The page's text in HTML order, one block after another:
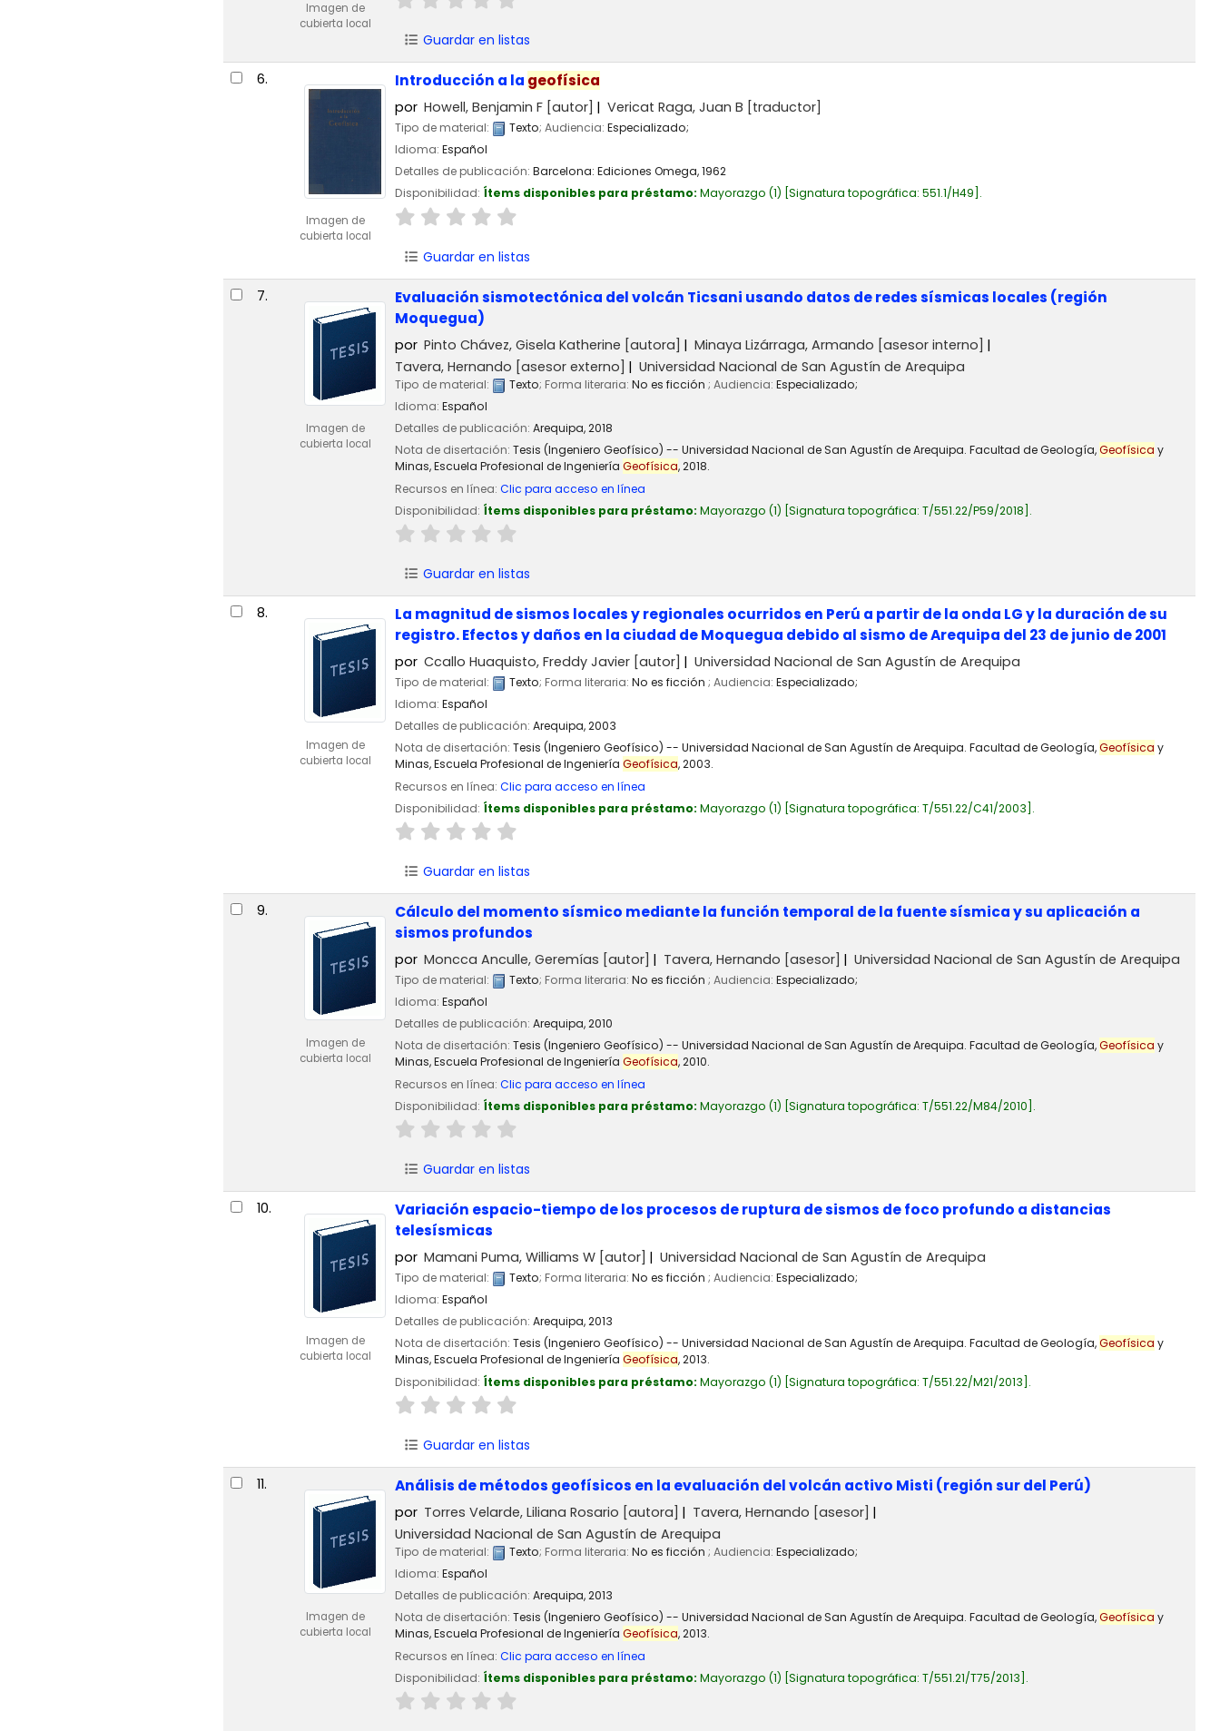
Imagen de
cubierta local
Guardar en listas
6.
Imagen de
cubierta local
Introducción a la geofísica
por Howell, Benjamin F [autor] Vericat Raga, Juan B [traductor]
Tipo de material: Texto; Audiencia: Especializado;
Idioma: Español
Detalles de publicación: Barcelona: Ediciones Omega,1962
Disponibilidad: Ítems disponibles para préstamo: Mayorazgo (1) Signatura topográfica: 551.1/H49 .
Guardar en listas
7.
Imagen de
cubierta local
Evaluación sismotectónica del volcán Ticsani usando datos de redes sísmicas locales (región
Moquegua)
por Pinto Chávez, Gisela Katherine [autora] Minaya Lizárraga, Armando [asesor interno]
Tavera, Hernando [asesor externo] Universidad Nacional de San Agustín de Arequipa
Tipo de material: Texto; Forma literaria: No es ficción ; Audiencia: Especializado;
Idioma: Español
Detalles de publicación: Arequipa,2018
Nota de disertación: Tesis (Ingeniero Geofísico) -- Universidad Nacional de San Agustín de Arequipa. Facultad de Geología,Geofísica y
Minas, Escuela Profesional de Ingeniería Geofísica, 2018.
Recursos en línea: Clic para acceso en línea
Disponibilidad: Ítems disponibles para préstamo: Mayorazgo (1) Signatura topográfica: T/551.22/P59/2018 .
Guardar en listas
8.
Imagen de
cubierta local
La magnitud de sismos locales y regionales ocurridos en Perú a partir de la onda LG y la duración de su
registro. Efectos y daños en la ciudad de Moquegua debido al sismo de Arequipa del 23 de junio de 2001
por Ccallo Huaquisto, Freddy Javier [autor] Universidad Nacional de San Agustín de Arequipa
Tipo de material: Texto; Forma literaria: No es ficción ; Audiencia: Especializado;
Idioma: Español
Detalles de publicación: Arequipa,2003
Nota de disertación: Tesis (Ingeniero Geofísico) -- Universidad Nacional de San Agustín de Arequipa. Facultad de Geología,Geofísica y
Minas, Escuela Profesional de Ingeniería Geofísica, 2003.
Recursos en línea: Clic para acceso en línea
Disponibilidad: Ítems disponibles para préstamo: Mayorazgo (1) Signatura topográfica: T/551.22/C41/2003 .
Guardar en listas
9.
Imagen de
cubierta local
Cálculo del momento sísmico mediante la función temporal de la fuente sísmica y su aplicación a
sismos profundos
por Moncca Anculle, Geremías [autor] Tavera, Hernando [asesor] Universidad Nacional de San Agustín de Arequipa
Tipo de material: Texto; Forma literaria: No es ficción ; Audiencia: Especializado;
Idioma: Español
Detalles de publicación: Arequipa,2010
Nota de disertación: Tesis (Ingeniero Geofísico) -- Universidad Nacional de San Agustín de Arequipa. Facultad de Geología,Geofísica y
Minas, Escuela Profesional de Ingeniería Geofísica, 2010.
Recursos en línea: Clic para acceso en línea
Disponibilidad: Ítems disponibles para préstamo: Mayorazgo (1) Signatura topográfica: T/551.22/M84/2010 .
Guardar en listas
10.
Imagen de
cubierta local
Variación espacio-tiempo de los procesos de ruptura de sismos de foco profundo a distancias
telesísmicas
por Mamani Puma, Williams W [autor] Universidad Nacional de San Agustín de Arequipa
Tipo de material: Texto; Forma literaria: No es ficción ; Audiencia: Especializado;
Idioma: Español
Detalles de publicación: Arequipa,2013
Nota de disertación: Tesis (Ingeniero Geofísico) -- Universidad Nacional de San Agustín de Arequipa. Facultad de Geología,Geofísica y
Minas, Escuela Profesional de Ingeniería Geofísica, 2013.
Disponibilidad: Ítems disponibles para préstamo: Mayorazgo (1) Signatura topográfica: T/551.22/M21/2013 .
Guardar en listas
11.
Imagen de
cubierta local
Análisis de métodos geofísicos en la evaluación del volcán activo Misti (región sur del Perú)
por Torres Velarde, Liliana Rosario [autora] Tavera, Hernando [asesor]
Universidad Nacional de San Agustín de Arequipa
Tipo de material: Texto; Forma literaria: No es ficción ; Audiencia: Especializado;
Idioma: Español
Detalles de publicación: Arequipa,2013
Nota de disertación: Tesis (Ingeniero Geofísico) -- Universidad Nacional de San Agustín de Arequipa. Facultad de Geología,Geofísica y
Minas, Escuela Profesional de Ingeniería Geofísica, 2013.
Recursos en línea: Clic para acceso en línea
Disponibilidad: Ítems disponibles para préstamo: Mayorazgo (1) Signatura topográfica: T/551.21/T75/2013 .